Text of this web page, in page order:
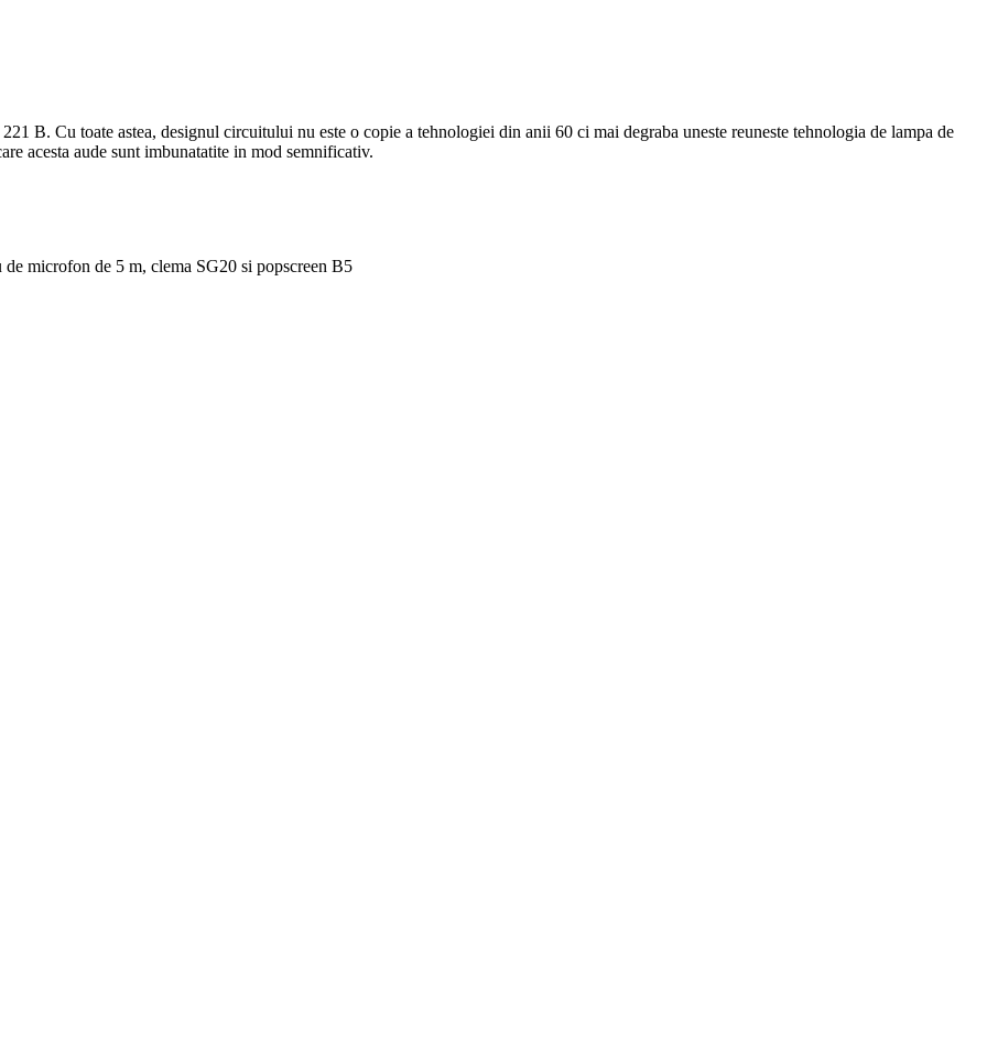
B. Cu toate astea, designul circuitului nu este o copie a tehnologiei din anii 60 ci mai degraba uneste reuneste tehnologia de lampa de
acesta aude sunt imbunatatite in mod semnificativ.
microfon de 5 m, clema SG20 si popscreen B5